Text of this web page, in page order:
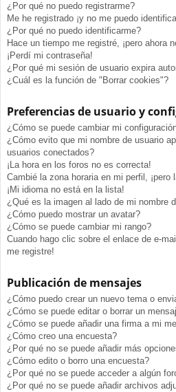
¿Por qué no puedo registrarme?
Me he registrado ¡y no me puedo
¿Por qué no puedo identificarme?
Hace un tiempo me registré, ¡pero ahora
¡Perdí mi contraseña!
¿Por qué mi sesión de usuario expira
¿Cuál es la función de "Borrar cookies"?
Preferencias de usuario y
¿Cómo se puede cambiar mi
¿Cómo evito que mi nombre de usuario
usuarios conectados?
¡La hora en los foros no es correcta!
Cambié la zona horaria en mi perfil,
¡Mi idioma no está en la lista!
¿Qué es la imagen al lado de mi nombre
¿Cómo puedo mostrar un avatar?
¿Cómo se puede cambiar mi rango?
Cuando hago clic sobre el enlace de e-
me registre!
Publicación de mensajes
¿Cómo puedo crear un nuevo tema o
¿Cómo se puede editar o borrar un
¿Cómo se puede añadir una firma a mi
¿Cómo creo una encuesta?
¿Por qué no se puede añadir más
¿Cómo edito o borro una encuesta?
¿Por qué no se puede acceder a algún
¿Por qué no se puede añadir archivos